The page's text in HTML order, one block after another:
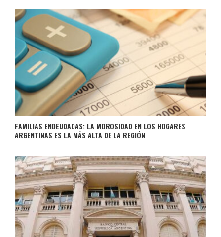
FAMILIAS ENDEUDADAS: LA MOROSIDAD EN LOS HOGARES
ARGENTINAS ES LA MÁS ALTA DE LA REGIÓN